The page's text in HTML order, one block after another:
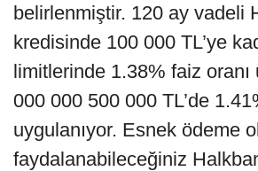
belirlenmiştir. 120 ay vadeli
kredisinde 100 000 TL’ye
limitlerinde 1.38% faiz oranı
000 000 500 000 TL’de
uygulanıyor. Esnek ödeme
faydalanabileceğiniz